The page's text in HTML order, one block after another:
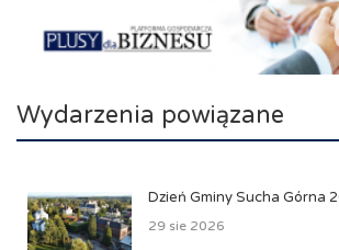
Wydarzenia powiązane
Dzień Gminy Sucha Górna
29 sie 2026